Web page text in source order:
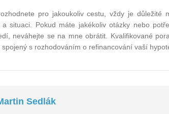
pro jakoukoliv cestu, vždy je důležité
situaci. Pokud máte jakékoliv otázky nebo
neváhejte se na mne obrátit. Kvalifikované
s rozhodováním o refinancování vaší
Sedlák